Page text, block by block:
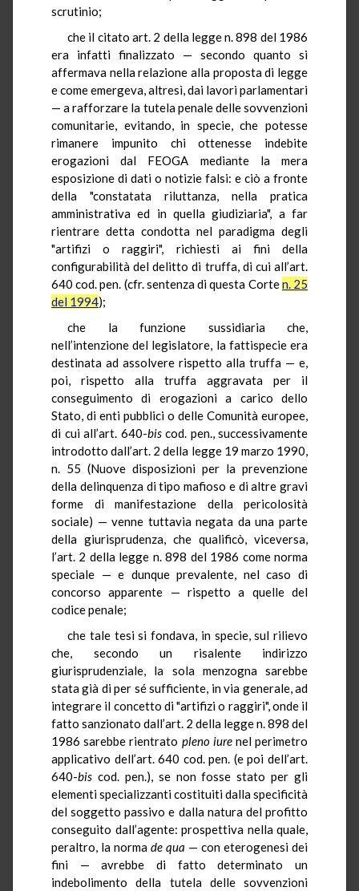
scrutinio;
che il citato art. 2 della legge n. 898 del 1986
era infatti finalizzato — secondo quanto si
affermava nella relazione alla proposta di legge
e come emergeva, altresì, dai lavori parlamentari
— a rafforzare la tutela penale delle sovvenzioni
comunitarie, evitando, in specie, che potesse
rimanere impunito chi ottenesse indebite
erogazioni dal FEOGA mediante la mera
esposizione di dati o notizie falsi: e ciò a fronte
della "constatata riluttanza, nella pratica
amministrativa ed in quella giudiziaria", a far
rientrare detta condotta nel paradigma degli
"artifizi o raggiri", richiesti ai fini della
configurabilità del delitto di truffa, di cui all’art.
640 cod. pen. (cfr. sentenza di questa Corten. 25
del 1994);
che la funzione sussidiaria che,
nell’intenzione del legislatore, la fattispecie era
destinata ad assolvere rispetto alla truffa — e,
poi, rispetto alla truffa aggravata per il
conseguimento di erogazioni a carico dello
Stato, di enti pubblici o delle Comunità europee,
di cui all’art. 640-biscod. pen., successivamente
introdotto dall’art. 2 della legge 19 marzo 1990,
n. 55 (Nuove disposizioni per la prevenzione
della delinquenza di tipo mafioso e di altre gravi
forme di manifestazione della pericolosità
sociale) — venne tuttavia negata da una parte
della giurisprudenza, che qualificò, viceversa,
l’art. 2 della legge n. 898 del 1986 come norma
speciale — e dunque prevalente, nel caso di
concorso apparente — rispetto a quelle del
codice penale;
che tale tesi si fondava, in specie, sul rilievo
che, secondo un risalente indirizzo
giurisprudenziale, la sola menzogna sarebbe
stata già di per sé sufficiente, in via generale, ad
integrare il concetto di "artifizi o raggiri", onde il
fatto sanzionato dall’art. 2 della legge n. 898 del
1986 sarebbe rientrato plenoiurenel perimetro
applicativo dell’art. 640 cod. pen. (e poi dell’art.
640-bis cod. pen.), se non fosse stato per gli
elementi specializzanti costituiti dalla specificità
del soggetto passivo e dalla natura del profitto
conseguito dall’agente: prospettiva nella quale,
peraltro, la norma de qua — con eterogenesi dei
fini — avrebbe di fatto determinato un
indebolimento della tutela delle sovvenzioni